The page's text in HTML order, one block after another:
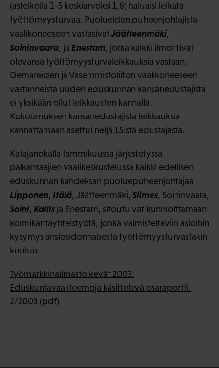
(asteikolla 1-5 keskiarvoksi 1,8) haluaisi leikata
työttömyysturvaa. Puolueiden puheenjohtajista
vaalikoneeseen vastasivatJäätteenmäki,
Soininvaara, ja Enestam, jotka kaikki ilmoittivat
olevansa työttömyysturvaleikkauksia vastaan.
Demareiden ja Vasemmistoliiton vaalikoneeseen
vastanneista uuden eduskunnan kansanedustajista
ei yksikään ollut leikkausten kannalla.
Kokoomuksen kansanedustajista leikkauksia
kannattamaan asettui neljä 15:stä edustajasta.
Katajanokalla tammikuussa järjestetyssä
palkansaajien vaalikeskustelussa kaikki edellisen
eduskunnan kahdeksan puoluepuheenjohtajaa
Lipponen, Itälä, Jäätteenmäki, Siimes, Soininvaara,
Soini, Kallis ja Enestam, sitoutuivat kunnioittamaan
kolmikantayhteistyötä, jonka valmisteltaviin asioihin
kysymys ansiosidonnaisesta työttömyysturvastakin
kuuluu.
Työmarkkinailmasto kevät 2003.
Eduskuntavaaliteemoja käsittelevä osaraportti.
2/2003 (pdf)